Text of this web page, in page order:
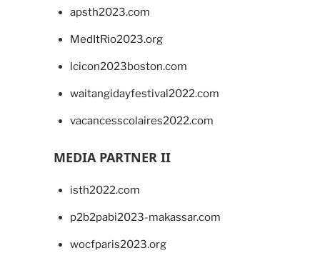
apsth2023.com
MedItRio2023.org
lcicon2023boston.com
waitangidayfestival2022.com
vacancesscolaires2022.com
MEDIA PARTNER II
isth2022.com
p2b2pabi2023-makassar.com
wocfparis2023.org